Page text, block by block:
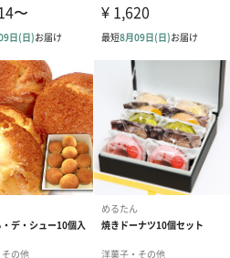
とリボンはいずれか一方のみをご
ます。
けしてお届けいたしますので、あ